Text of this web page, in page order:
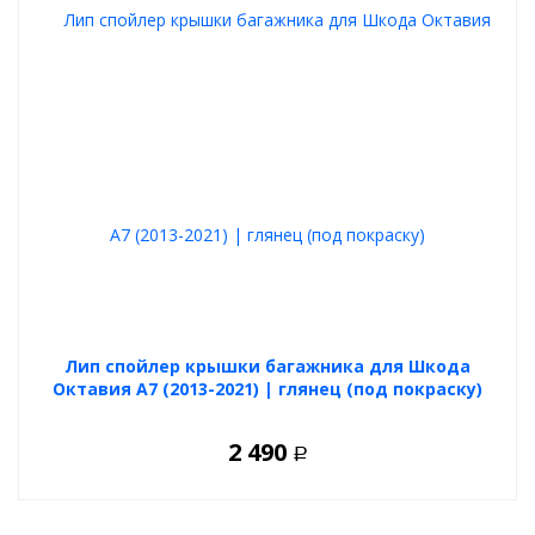
Лип спойлер крышки багажника для Шкода
Октавия А7 (2013-2021) | глянец (под покраску)
2 490 Р